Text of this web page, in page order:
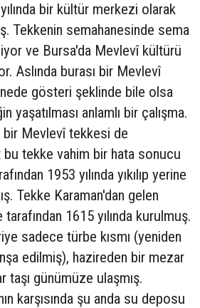
bir kültür merkezi olarak
Tekkenin semahanesinde sema
ve Bursa'da Mevlevî kültürü
Aslında burası bir Mevlevî
gösteri şeklinde bile olsa
yaşatılması anlamlı bir çalışma.
bir Mevlevî tekkesi de
tekke vahim bir hata sonucu
1953 yılında yıkılıp yerine
Tekke Karaman'dan gelen
1615 yılında kurulmuş.
sadece türbe kısmı (yeniden
edilmiş), hazireden bir mezar
günümüze ulaşmış.
karşısında şu anda su deposu